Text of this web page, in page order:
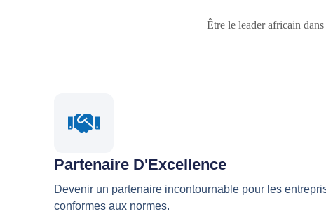
Être le leader africain
Partenaire D'Excellence
Devenir un partenaire incontournable pour les
conformes aux normes.